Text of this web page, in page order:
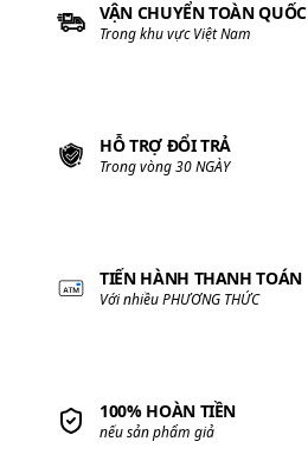
VẬN CHUYỂN TOÀN QUỐC
Trong khu vực Việt Nam
HỖ TRỢ ĐỔI TRẢ
Trong vòng 30 NGÀY
TIẾN HÀNH THANH TOÁN
Với nhiều PHƯƠNG THỨC
100% HOÀN TIỀN
nếu sản phẩm giả